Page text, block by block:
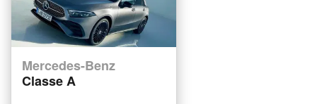
Mercedes-Benz
Classe A